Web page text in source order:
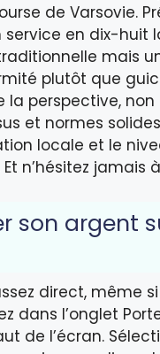
de Varsovie.
en dix-huit
mais
plutôt que
perspective, non
et normes
locale et le
n’hésitez jamais
son argent
direct, même
dans l’onglet
de l’écran.